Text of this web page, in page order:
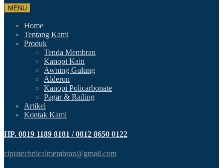
MENU
Home
Tentang Kami
Produk
Tenda Membran
Kanopi Kain
Awning Gulung
Alderon
Kanopi Policarbonate
Pagar & Railing
Artikel
Kontak Kami
HP. 0819 1189 8181 / 0812 8650 0122
ciptatechnicalmembran@gmail.com